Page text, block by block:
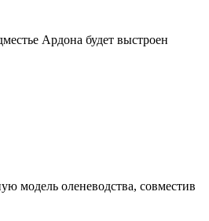
Ардона будет выстроен
модель оленеводства, совместив